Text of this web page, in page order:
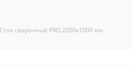
Стол сварочный PRO 2000х1000 мм